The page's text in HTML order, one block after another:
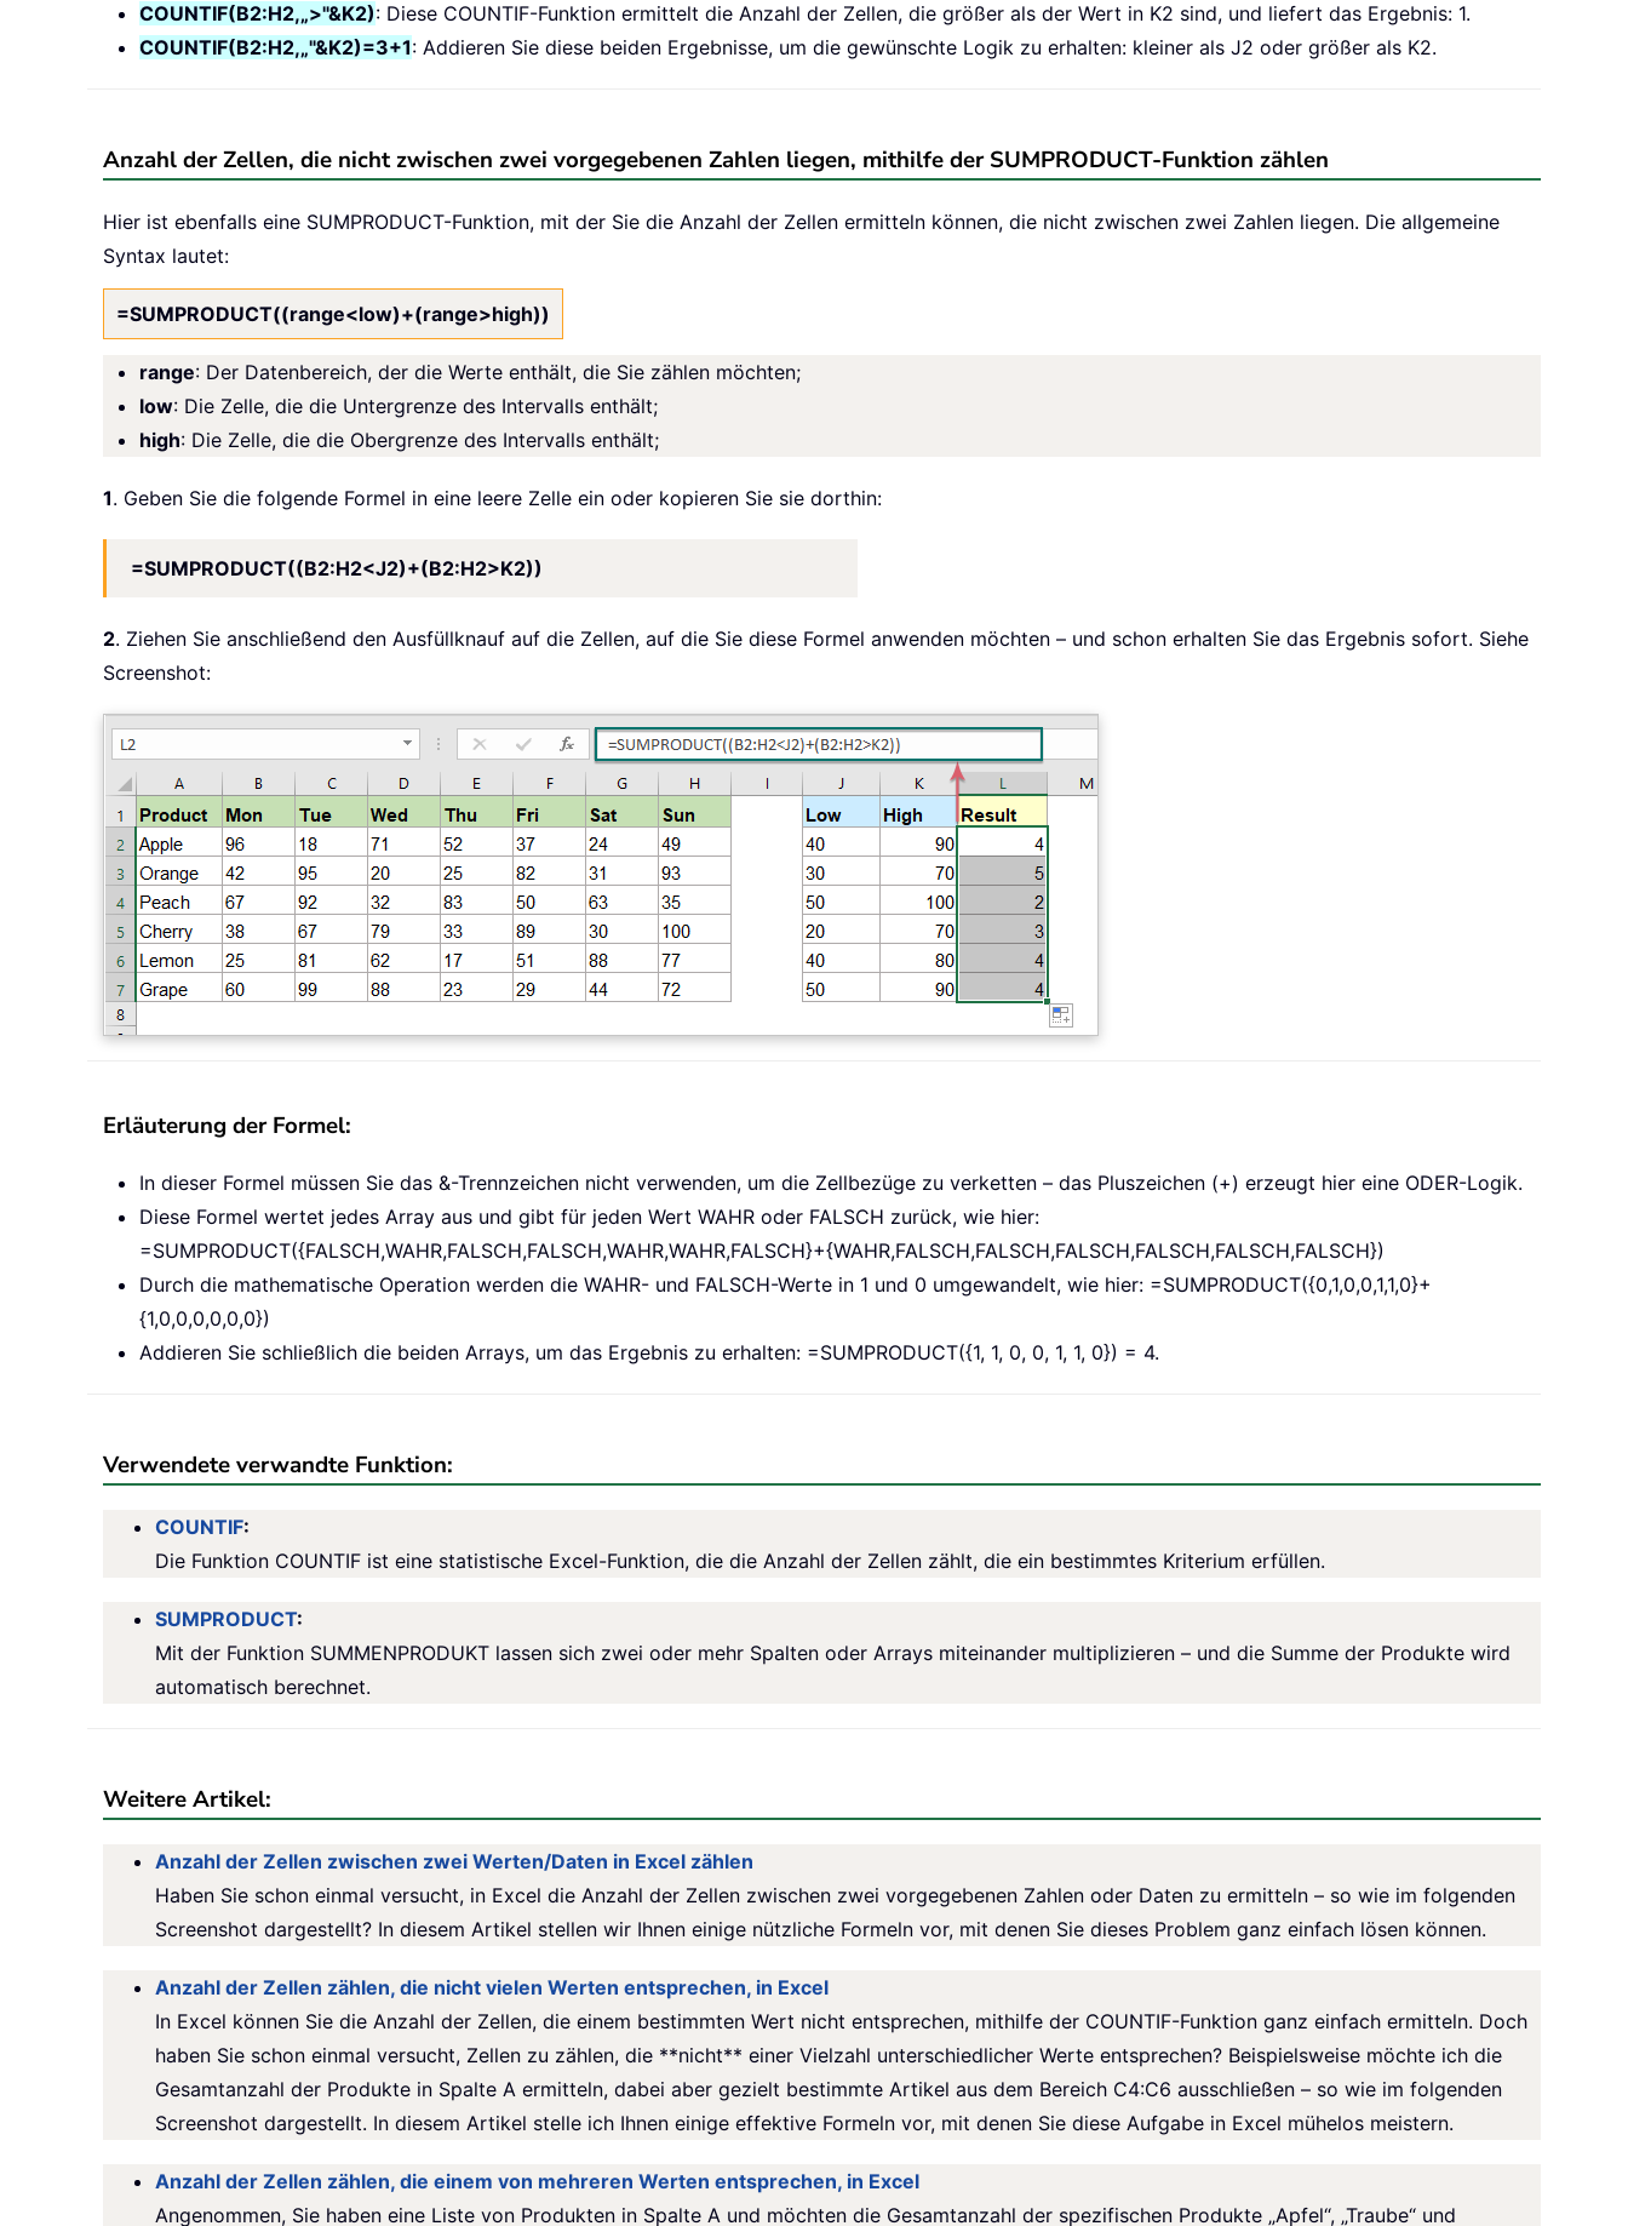
COUNTIF(B2:H2,„>"&K2): Diese COUNTIF-Funktion ermittelt die Anzahl der Zellen, die größer als der Wert in K2 sind, und liefert das Ergebnis: 1.
COUNTIF(B2:H2,„"&K2)=3+1: Addieren Sie diese beiden Ergebnisse, um die gewünschte Logik zu erhalten: kleiner als J2 oder größer als K2.
Anzahl der Zellen, die nicht zwischen zwei vorgegebenen Zahlen liegen, mithilfe der SUMPRODUCT-Funktion zählen
Hier ist ebenfalls eine SUMPRODUCT-Funktion, mit der Sie die Anzahl der Zellen ermitteln können, die nicht zwischen zwei Zahlen liegen. Die allgemeine
Syntax lautet:
=SUMPRODUCT((range<low)+(range>high))
range: Der Datenbereich, der die Werte enthält, die Sie zählen möchten;
low: Die Zelle, die die Untergrenze des Intervalls enthält;
high: Die Zelle, die die Obergrenze des Intervalls enthält;
1. Geben Sie die folgende Formel in eine leere Zelle ein oder kopieren Sie sie dorthin:
=SUMPRODUCT((B2:H2<J2)+(B2:H2>K2))
2. Ziehen Sie anschließend den Ausfüllknauf auf die Zellen, auf die Sie diese Formel anwenden möchten – und schon erhalten Sie das Ergebnis sofort. Siehe
Screenshot:
Erläuterung der Formel:
In dieser Formel müssen Sie das &-Trennzeichen nicht verwenden, um die Zellbezüge zu verketten – das Pluszeichen (+) erzeugt hier eine ODER-Logik.
Diese Formel wertet jedes Array aus und gibt für jeden Wert WAHR oder FALSCH zurück, wie hier:
=SUMPRODUCT({FALSCH,WAHR,FALSCH,FALSCH,WAHR,WAHR,FALSCH}+{WAHR,FALSCH,FALSCH,FALSCH,FALSCH,FALSCH,FALSCH})
Durch die mathematische Operation werden die WAHR- und FALSCH-Werte in 1 und 0 umgewandelt, wie hier: =SUMPRODUCT({0,1,0,0,1,1,0}+
{1,0,0,0,0,0,0})
Addieren Sie schließlich die beiden Arrays, um das Ergebnis zu erhalten: =SUMPRODUCT({1, 1, 0, 0, 1, 1, 0}) = 4.
Verwendete verwandte Funktion:
COUNTIF:
Die Funktion COUNTIF ist eine statistische Excel-Funktion, die die Anzahl der Zellen zählt, die ein bestimmtes Kriterium erfüllen.
SUMPRODUCT:
Mit der Funktion SUMMENPRODUKT lassen sich zwei oder mehr Spalten oder Arrays miteinander multiplizieren – und die Summe der Produkte wird
automatisch berechnet.
Weitere Artikel:
Anzahl der Zellen zwischen zwei Werten/Daten in Excel zählen
Haben Sie schon einmal versucht, in Excel die Anzahl der Zellen zwischen zwei vorgegebenen Zahlen oder Daten zu ermitteln – so wie im folgenden
Screenshot dargestellt? In diesem Artikel stellen wir Ihnen einige nützliche Formeln vor, mit denen Sie dieses Problem ganz einfach lösen können.
Anzahl der Zellen zählen, die nicht vielen Werten entsprechen, in Excel
In Excel können Sie die Anzahl der Zellen, die einem bestimmten Wert nicht entsprechen, mithilfe der COUNTIF-Funktion ganz einfach ermitteln. Doch
haben Sie schon einmal versucht, Zellen zu zählen, die **nicht** einer Vielzahl unterschiedlicher Werte entsprechen? Beispielsweise möchte ich die
Gesamtanzahl der Produkte in Spalte A ermitteln, dabei aber gezielt bestimmte Artikel aus dem Bereich C4:C6 ausschließen – so wie im folgenden
Screenshot dargestellt. In diesem Artikel stelle ich Ihnen einige effektive Formeln vor, mit denen Sie diese Aufgabe in Excel mühelos meistern.
Anzahl der Zellen zählen, die einem von mehreren Werten entsprechen, in Excel
Angenommen, Sie haben eine Liste von Produkten in Spalte A und möchten die Gesamtanzahl der spezifischen Produkte „Apfel“, „Traube“ und